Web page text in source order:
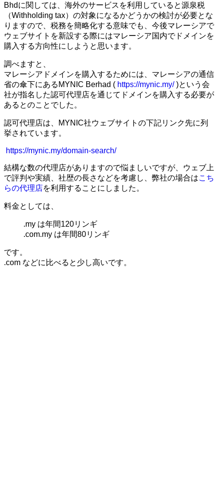
Bhdに関しては、海外のサービスを利用していると源泉税
（Withholding tax）の対象になるかどうかの検討が必要とな
りますので、税務を簡略化する意味でも、今後マレーシアで
ウェブサイトを新設する際にはマレーシア国内でドメインを
購入する方向性にしようと思います。
調べますと、
マレーシアドメインを購入するためには、マレーシアの通信
省の傘下にあるMYNIC Berhad ( https://mynic.my/)という会
社が指名した認可代理店を通じてドメインを購入する必要が
あるとのことでした。
認可代理店は、MYNIC社ウェブサイトの下記リンク先に列
挙されています。
https://mynic.my/domain-search/
結構な数の代理店がありますので悩ましいですが、ウェブ上
で評判や実績、社歴の長さなどを考慮し、弊社の場合はこち
らの代理店を利用することにしました。
料金としては、
.my は年間120リンギ
.com.my は年間80リンギ
です。
.com などに比べると少し高いです。